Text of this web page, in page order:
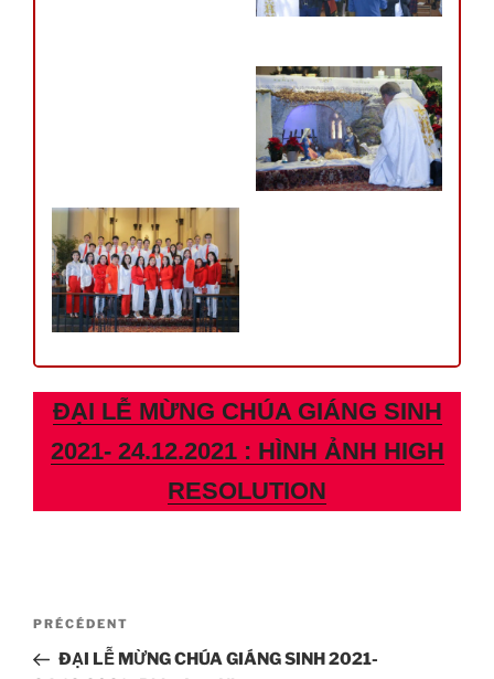
ĐẠI LỄ MỪNG CHÚA GIÁNG SINH
2021- 24.12.2021 : HÌNH ẢNH HIGH
RESOLUTION
Navigation
l’article
Article
précédent
PRÉCÉDENT
ĐẠI LỄ MỪNG CHÚA GIÁNG SINH 2021-